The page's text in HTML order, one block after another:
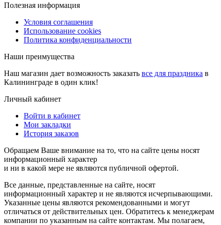
Полезная информация
Условия соглашения
Использование cookies
Политика конфиденциальности
Наши преимущества
Наш магазин дает возможность заказать все для праздника в
Калининграде в один клик!
Личный кабинет
Войти в кабинет
Мои закладки
История заказов
Обращаем Ваше внимание на то, что на сайте цены носят
информационный характер
и ни в какой мере не являются публичной офертой.
Все данные, представленные на сайте, носят
информационный характер и не являются исчерпывающими.
Указанные цены являются рекомендованными и могут
отличаться от действительных цен. Обратитесь к менеджерам
компании по указанным на сайте контактам. Мы полагаем,